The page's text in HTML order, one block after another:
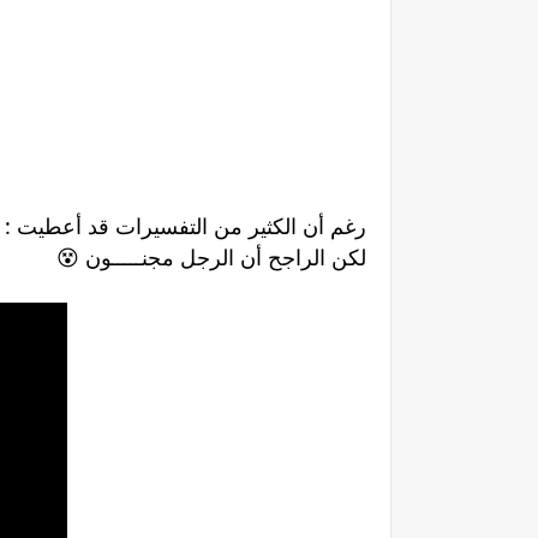
رغم أن الكثير من التفسيرات قد
😵 لكن الراجح أن الرجل مجنـــــون